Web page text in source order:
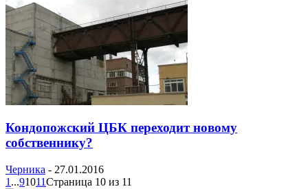
Кондопожский ЦБК переходит новому
собственнику?
Черника - 27.01.2016
1 ...91011Страница 10 из 11